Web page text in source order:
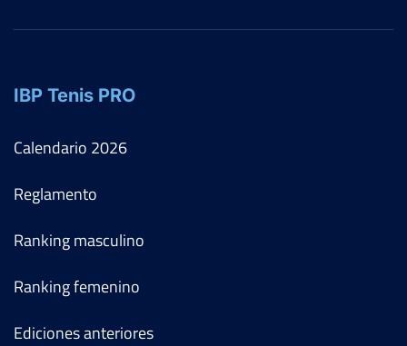
IBP Tenis PRO
Calendario 2026
Reglamento
Ranking masculino
Ranking femenino
Ediciones anteriores